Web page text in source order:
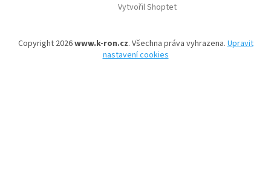
Vytvořil Shoptet
Copyright 2026www.k-ron.cz. Všechna práva vyhrazena. Upravit
nastavení cookies